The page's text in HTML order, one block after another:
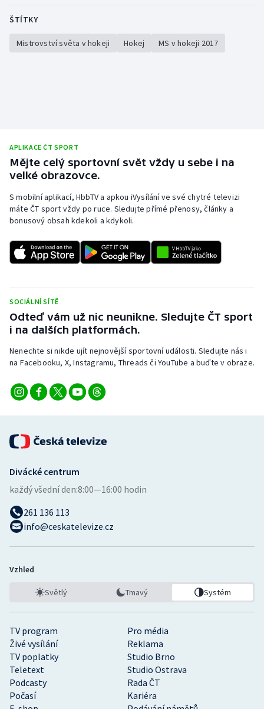
ŠTÍTKY
Mistrovství světa v hokeji Hokej MS v hokeji 2017
APLIKACE ČT SPORT
Mějte celý sportovní svět vždy u sebe i na
velké obrazovce.
S mobilní aplikací, HbbTV a apkou iVysílání ve své chytré televizi
máte ČT sport vždy po ruce. Sledujte přímé přenosy, články a
bonusový obsah kdekoli a kdykoli.
SOCIÁLNÍ SÍTĚ
Odteď vám už nic neunikne. Sledujte ČT sport
i na dalších platformách.
Nenechte si nikde ujít nejnovější sportovní události. Sledujte nás i
na Facebooku, X, Instagramu, Threads či YouTube a buďte v obraze.
TV program
Pro média
Živé vysílání
Reklama
TV poplatky
Studio Brno
Teletext
Studio Ostrava
Podcasty
Rada ČT
Počasí
Kariéra
Divácké centrum
každý všední den:8:00—16:00 hodin
261 136 113
info@ceskatelevize.cz
Vzhled
Světlý Tmavý Systém